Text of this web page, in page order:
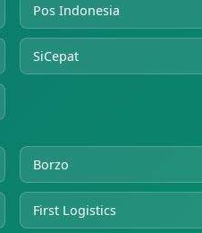
Pos Indonesia
SiCepat
Borzo
First Logistics